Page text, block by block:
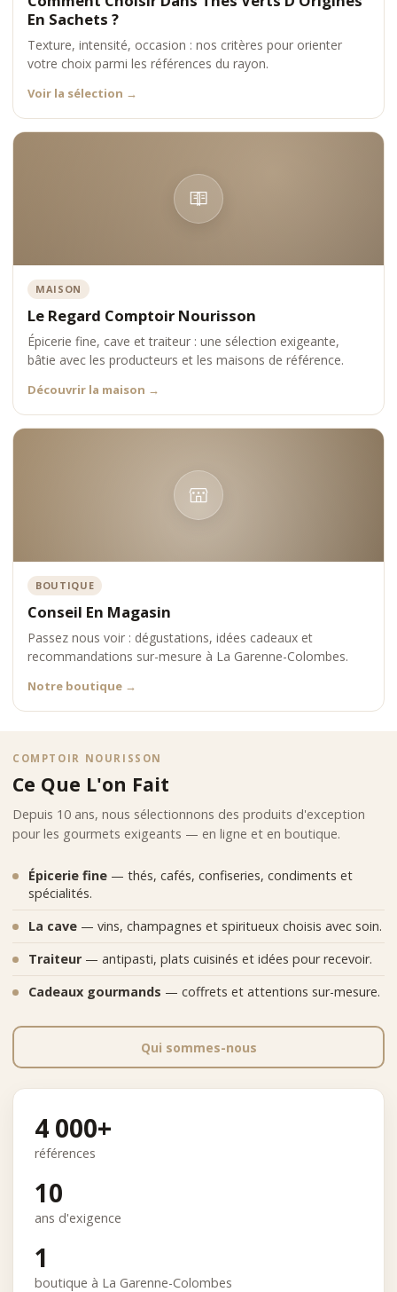
précision aromatique
Chaque référence est choisie pour garantir une expérience fidèle
aux standards du thé premium.
Positionnement Comptoir Nourisson
Comptoir Nourisson s’impose comme un acteur de référence
dans l’univers des thés verts d’origine en sachets premium, en
En Sachets ?
Texture, intensité, occasion : nos critères pour orienter
votre choix parmi les références du rayon.
Voir la sélection →
MAISON
Le Regard Comptoir Nourisson
Épicerie fine, cave et traiteur : une sélection exigeante,
bâtie avec les producteurs et les maisons de référence.
Découvrir la maison →
BOUTIQUE
Conseil En Magasin
Passez nous voir : dégustations, idées cadeaux et
recommandations sur-mesure à La Garenne-Colombes.
Notre boutique →
COMPTOIR NOURISSON
Ce Que L'on Fait
Depuis 10 ans, nous sélectionnons des produits d'exception
pour les gourmets exigeants — en ligne et en boutique.
Épicerie fine — thés, cafés, confiseries, condiments et
spécialités.
La cave — vins, champagnes et spiritueux choisis avec soin.
Traiteur — antipasti, plats cuisinés et idées pour recevoir.
Cadeaux gourmands — coffrets et attentions sur-mesure.
Qui sommes-nous
4 000+
références
10
ans d'exigence
1
boutique à La Garenne-Colombes